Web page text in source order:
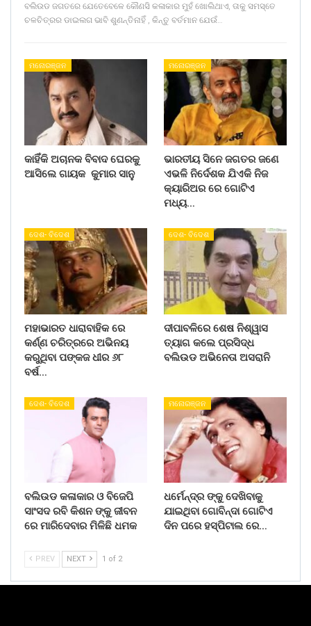
ବଲିଉଡ ଜଗତରେ ଯେତେବେଳେ କୌଣସି କଳାକାର ମୁହଁ ଖୋଲିଥାଏ, ତାକୁ ସମସ୍ତେ
ଚଳଚିତ୍ରର ଡାଇଲଗ ଭାବି ଶୁଣନ୍ତିନାହିଁ , କିନ୍ତୁ ବର୍ତମାନ ଯେଉଁ…
ମନୋରଞ୍ଜନ
କାହିଁକି ଅଚାନକ ବିବାଦ ଘେରକୁ
ଆସିଲେ ଗାୟକ କୁମାର ସାନୁ
ମନୋରଞ୍ଜନ
ଭାରତୀୟ ସିନେ ଜଗତର ଜଣେ
ଏଭଳି ନିର୍ଦେଶକ ଯିଏକି ନିଜ
କ୍ୟାରିଅର ରେ ଗୋଟିଏ
ମଧ୍ୟ…
ଦେଶ- ବିଦେଶ
ମହାଭାରତ ଧାରାବାହିକ ରେ
କର୍ଣ୍ଣ ଚରିତ୍ରରେ ଅଭିନୟ
କରୁଥିବା ପଙ୍କଜ ଧୀର ୬୮
ବର୍ଷ…
ଦେଶ- ବିଦେଶ
ଦୀପାବଳିରେ ଶେଷ ନିଶ୍ୱାସ
ତ୍ୟାଗ କଲେ ପ୍ରସିଦ୍ଧ
ବଲିଉଡ ଅଭିନେତା ଅସରାନି
ଦେଶ- ବିଦେଶ
ବଲିଉଡ କଳାକାର ଓ ବିଜେପି
ସାଂସଦ ରବି କିଶନ ଙ୍କୁ ଜୀବନ
ରେ ମାରିଦେବାର ମିଳିଛି ଧମକ
ମନୋରଞ୍ଜନ
ଧର୍ମେନ୍ଦ୍ର ଙ୍କୁ ଦେଖିବାକୁ
ଯାଇଥିବା ଗୋବିନ୍ଦା ଗୋଟିଏ
ଦିନ ପରେ ହସ୍ପିଟାଲ ରେ…
PREV NEXT 1 of 2